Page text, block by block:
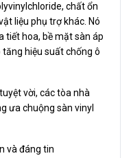
chất ổn
liệu phụ trợ khác. Nó
tiết hoa, bề mặt sàn áp
hiệu suất chống ô
vời, các tòa nhà
ưa chuộng sàn vinyl
và đáng tin